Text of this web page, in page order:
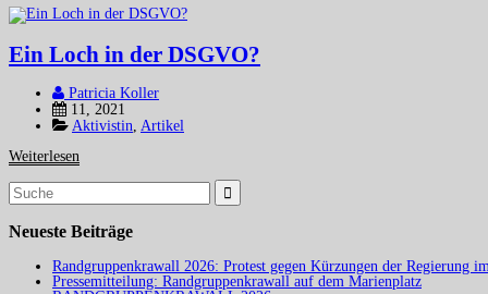
Ein Loch in der DSGVO?
Patricia Koller
11, 2021
Aktivistin, Artikel
Weiterlesen
Suchergebnis
für:
Neueste Beiträge
Randgruppenkrawall 2026: Protest gegen Kürzungen der Regierung
Pressemitteilung: Randgruppenkrawall auf dem Marienplatz